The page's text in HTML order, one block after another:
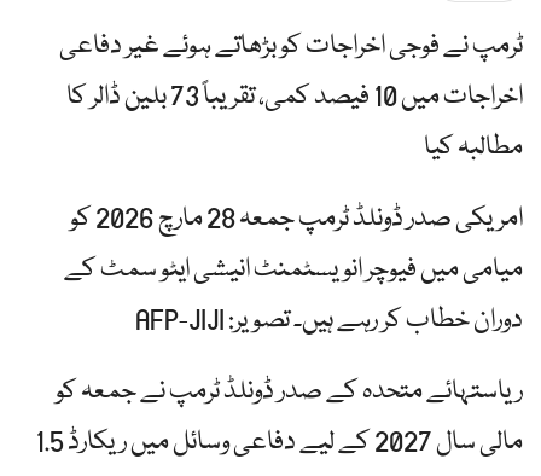
ٹرمپ نے فوجی اخراجات کو بڑھاتے ہوئے غیر دفاعی
اخراجات میں 10 فیصد کمی، تقریباً 73 بلین ڈالر کا
مطالبہ کیا
امریکی صدر ڈونلڈ ٹرمپ جمعہ 28 مارچ 2026 کو
میامی میں فیوچر انویسٹمنٹ انیشی ایٹو سمٹ کے
دوران خطاب کر رہے ہیں۔ تصویر: AFP-JIJI
ریاستہائے متحدہ کے صدر ڈونلڈ ٹرمپ نے جمعہ کو
مالی سال 2027 کے لیے دفاعی وسائل میں ریکارڈ 1.5